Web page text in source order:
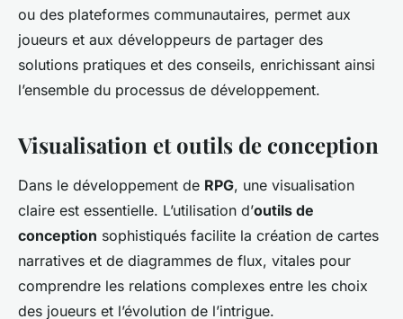
ou des plateformes communautaires, permet aux
joueurs et aux développeurs de partager des
solutions pratiques et des conseils, enrichissant ainsi
l’ensemble du processus de développement.
Visualisation et outils de conception
Dans le développement de RPG, une visualisation
claire est essentielle. L’utilisation d’outils de
conception sophistiqués facilite la création de cartes
narratives et de diagrammes de flux, vitales pour
comprendre les relations complexes entre les choix
des joueurs et l’évolution de l’intrigue.